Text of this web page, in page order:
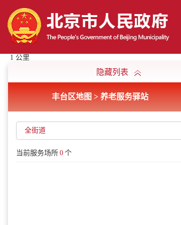
隐藏列表
丰台区地图 > 养老服务驿站
全街道
当前服务场所 0 个
1 公里